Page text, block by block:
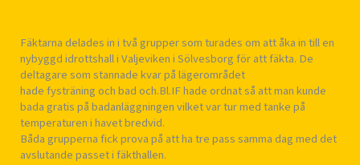
Fäktarna delades in i två grupper som turades om att åka in till en
nybyggd idrottshall i Valjeviken i Sölvesborg för att fäkta. De
deltagare som stannade kvar på lägerområdet
hade fysträning och bad och.Bl.IF hade ordnat så att man kunde
bada gratis på badanläggningen vilket var tur med tanke på
temperaturen i havet bredvid.
Båda grupperna fick prova på att ha tre pass samma dag med det
avslutande passet i fäkthallen.